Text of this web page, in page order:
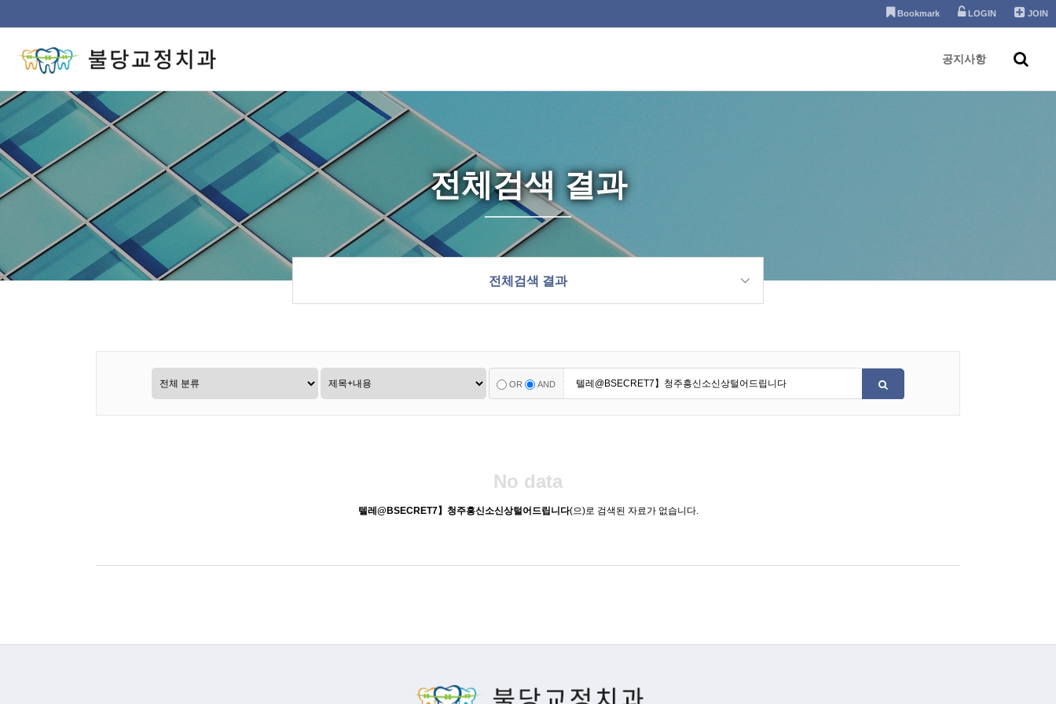
Bookmark LOGIN JOIN
공지사항
전체검색 결과
전체검색 결과
OR AND
No data
텔레@BSECRET7】청주흥신소신상털어드립니다(으)로 검색된 자료가 없습니다.